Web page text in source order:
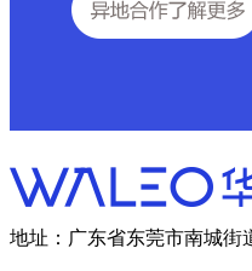
地址：广东省东莞市南城街